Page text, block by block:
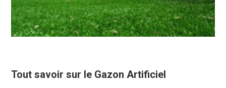
Tout savoir sur le Gazon Artificiel